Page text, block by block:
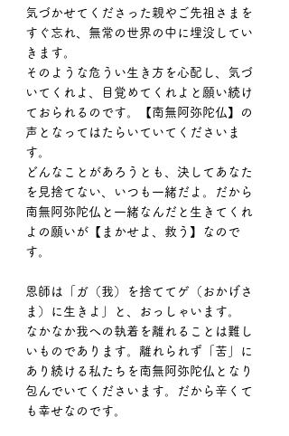
気づかせてくださった親やご先祖さまを
すぐ忘れ、無常の世界の中に埋没してい
きます。
そのような危うい生き方を心配し、気づ
いてくれよ、目覚めてくれよと願い続け
ておられるのです。【南無阿弥陀仏】の
声となってはたらいていてくださいま
す。
どんなことがあろうとも、決してあなた
を見捨てない、いつも一緒だよ。だから
南無阿弥陀仏と一緒なんだと生きてくれ
よの願いが【まかせよ、救う】なので
す。
恩師は「ガ（我）を捨ててゲ（おかげさ
ま）に生きよ」と、おっしゃいます。
なかなか我への執着を離れることは難し
いものであります。離れられず「苦」に
あり続ける私たちを南無阿弥陀仏となり
包んでいてくださいます。だから辛くて
も幸せなのです。